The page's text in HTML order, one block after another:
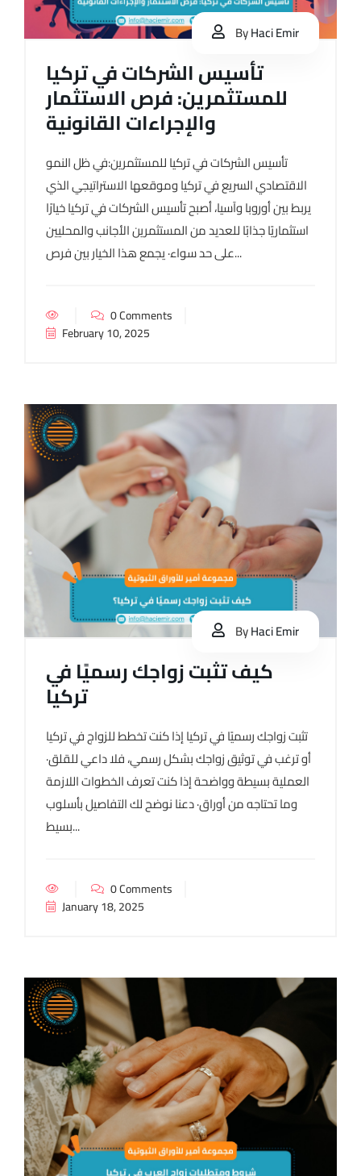
ByHaci Emir
تأسيس الشركات في تركيا
للمستثمرين: فرص الاستثمار
والإجراءات القانونية
تأسيس الشركات في تركيا للمستثمرين:في ظل النمو
الاقتصادي السريع في تركيا وموقعها الاستراتيجي الذي
يربط بين أوروبا وآسيا، أصبح تأسيس الشركات في تركيا خيارًا
استثماريًا جذابًا للعديد من المستثمرين الأجانب والمحليين
على حد سواء· يجمع هذا الخيار بين فرص...
0 Comments
February 10, 2025
ByHaci Emir
كيف تثبت زواجك رسميًا في
تركيا
تثبت زواجك رسميًا في تركيا إذا كنت تخطط للزواج في تركيا
أو ترغب في توثيق زواجك بشكل رسمي، فلا داعي للقلق·
العملية بسيطة وواضحة إذا كنت تعرف الخطوات اللازمة
وما تحتاجه من أوراق· دعنا نوضح لك التفاصيل بأسلوب
بسيط...
0 Comments
January 18, 2025